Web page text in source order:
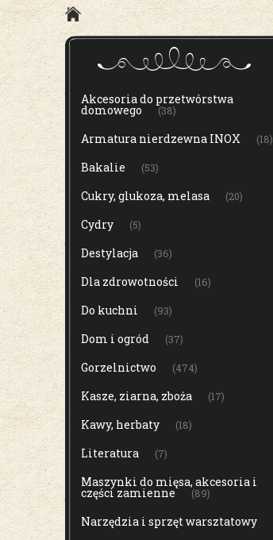
MENU
Akcesoria do przetwórstwa
domowego (38)
Armatura nierdzewna INOX (18)
Bakalie (53)
Cukry, glukoza, melasa (20)
Cydry (5)
Destylacja (36)
Dla zdrowotności (16)
Do kuchni (93)
Dom i ogród (37)
Gorzelnictwo (474)
Kasze, ziarna, zboża (17)
Kawy, herbaty (18)
Literatura (7)
Maszynki do mięsa, akcesoria i
części zamienne (89)
Narzędzia i sprzęt warsztatowy